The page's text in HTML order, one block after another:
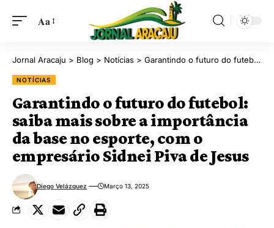
Aa
Jornal Aracaju > Blog > Notícias > Garantindo o futuro do futebol: saiba mais sobre a importância da base no esporte, com o empresário Sidnei Piva de Jesus
NOTÍCIAS
Garantindo o futuro do futebol:
saiba mais sobre a importância
da base no esporte, com o
empresário Sidnei Piva de Jesus
Diego Velázquez Março 13, 2025